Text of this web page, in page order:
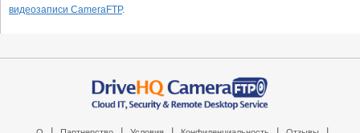
видеозаписи CameraFTP.